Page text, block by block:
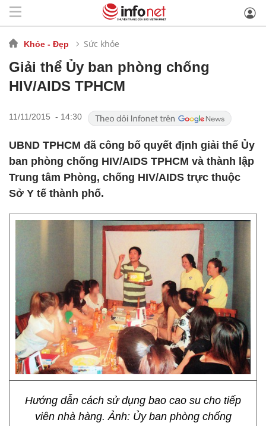
Khỏe - Đẹp Sức khỏe
Giải thể Ủy ban phòng chống
HIV/AIDS TPHCM
11/11/2015 - 14:30
UBND TPHCM đã công bố quyết định giải thể Ủy
ban phòng chống HIV/AIDS TPHCM và thành lập
Trung tâm Phòng, chống HIV/AIDS trực thuộc
Sở Y tế thành phố.
Hướng dẫn cách sử dụng bao cao su cho tiếp
viên nhà hàng. Ảnh: Ủy ban phòng chống